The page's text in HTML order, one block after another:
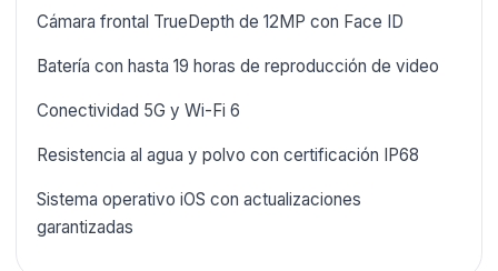
Cámara frontal TrueDepth de 12MP con Face ID
Batería con hasta 19 horas de reproducción de video
Conectividad 5G y Wi-Fi 6
Resistencia al agua y polvo con certificación IP68
Sistema operativo iOS con actualizaciones
garantizadas